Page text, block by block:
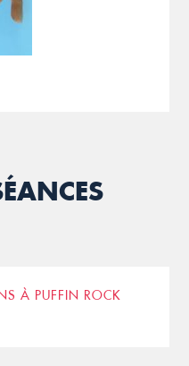
À PUFFIN ROCK